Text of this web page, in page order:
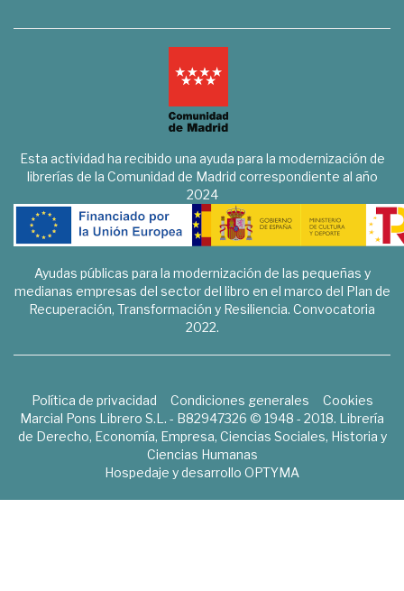
Esta actividad ha recibido una ayuda para la modernización de
librerías de la Comunidad de Madrid correspondiente al año
2024
Ayudas públicas para la modernización de las pequeñas y
medianas empresas del sector del libro en el marco del Plan de
Recuperación, Transformación y Resiliencia. Convocatoria
2022.
Política de privacidad Condiciones generales
Cookies
Marcial Pons Librero S.L. - B82947326 © 1948 - 2018. Librería
de Derecho, Economía, Empresa, Ciencias Sociales, Historia y
Ciencias Humanas
Hospedaje y desarrollo OPTYMA